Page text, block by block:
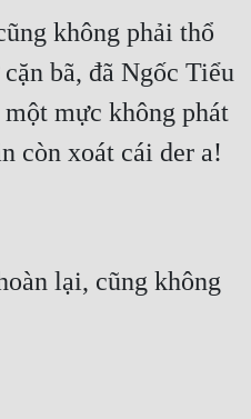
không phải thổ
bã, đã Ngốc Tiểu
mực không phát
còn xoát cái der a!
lại, cũng không